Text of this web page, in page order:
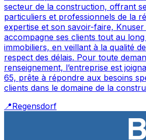
secteur de la construction, offrant
particuliers et professionnels de la
expertise et son savoir-faire, Knuser
accompagne ses clients tout au
immobiliers, en veillant à la qualité
respect des délais. Pour toute
renseignement, l’entreprise est
65, prête à répondre aux besoins
clients dans le domaine de la
📍Regensdorf